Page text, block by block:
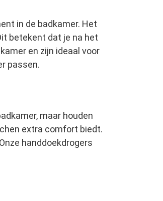
in de badkamer. Het
betekent dat je na het
en zijn ideaal voor
passen.
maar houden
extra comfort biedt.
handdoekdrogers